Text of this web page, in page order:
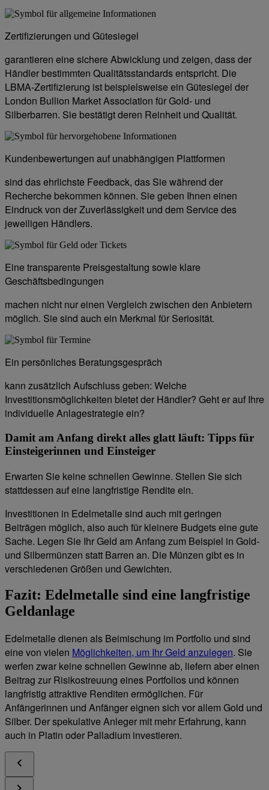
Zertifizierungen und Gütesiegel
garantieren eine sichere Abwicklung und zeigen, dass der
Händler bestimmten Qualitätsstandards entspricht. Die
LBMA-Zertifizierung ist beispielsweise ein Gütesiegel der
London Bullion Market Association für Gold- und
Silberbarren. Sie bestätigt deren Reinheit und Qualität.
Kundenbewertungen auf unabhängigen Plattformen
sind das ehrlichste Feedback, das Sie während der
Recherche bekommen können. Sie geben Ihnen einen
Eindruck von der Zuverlässigkeit und dem Service des
jeweiligen Händlers.
Eine transparente Preisgestaltung sowie klare
Geschäftsbedingungen
machen nicht nur einen Vergleich zwischen den Anbietern
möglich. Sie sind auch ein Merkmal für Seriosität.
Ein persönliches Beratungsgespräch
kann zusätzlich Aufschluss geben: Welche
Investitionsmöglichkeiten bietet der Händler? Geht er auf Ihre
individuelle Anlagestrategie ein?
Damit am Anfang direkt alles glatt läuft: Tipps für
Einsteigerinnen und Einsteiger
Erwarten Sie keine schnellen Gewinne. Stellen Sie sich
stattdessen auf eine langfristige Rendite ein.
Investitionen in Edelmetalle sind auch mit geringen
Beiträgen möglich, also auch für kleinere Budgets eine gute
Sache. Legen Sie Ihr Geld am Anfang zum Beispiel in Gold-
und Silbermünzen statt Barren an. Die Münzen gibt es in
verschiedenen Größen und Gewichten.
Fazit: Edelmetalle sind eine langfristige
Geldanlage
Edelmetalle dienen als Beimischung im Portfolio und sind
eine von vielen Möglichkeiten, um Ihr Geld anzulegen. Sie
werfen zwar keine schnellen Gewinne ab, liefern aber einen
Beitrag zur Risikostreuung eines Portfolios und können
langfristig attraktive Renditen ermöglichen. Für
Anfängerinnen und Anfänger eignen sich vor allem Gold und
Silber. Der spekulative Anleger mit mehr Erfahrung, kann
auch in Platin oder Palladium investieren.